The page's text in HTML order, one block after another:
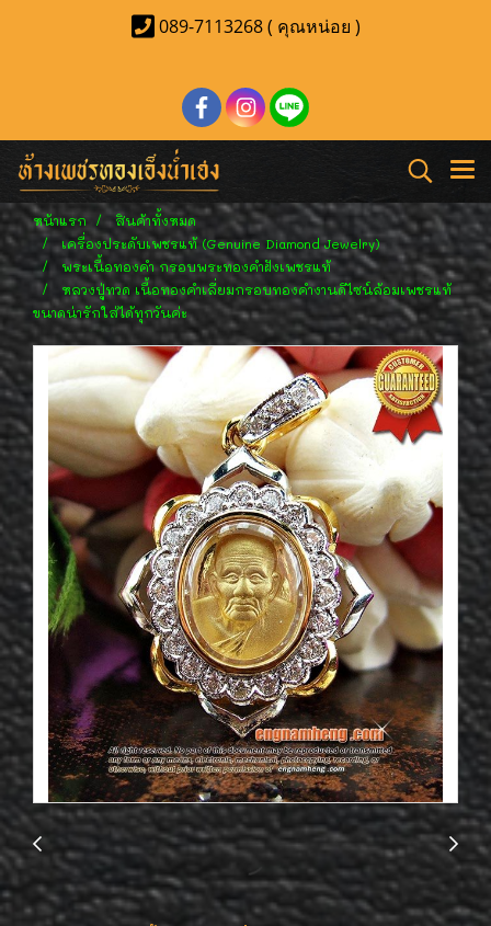
089-7113268 ( คุณหน่อย )
หน้าแรก
สินค้าทั้งหมด
เครื่องประดับเพชรแท้ (Genuine Diamond Jewelry)
พระเนื้อทองคำ กรอบพระทองคำฝังเพชรแท้
หลวงปู่ทวด เนื้อทองคำเลี่ยมกรอบทองคำงานดีไซน์ล้อมเพชรแท้
ขนาดน่ารักใส่ได้ทุกวันค่ะ